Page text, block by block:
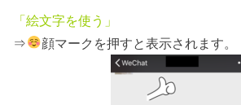
「絵文字を使う」
⇒
顔マークを押すと表示されます。